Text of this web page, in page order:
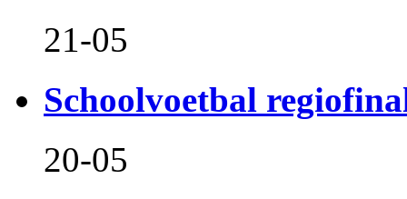
21-05
Schoolvoetbal
20-05